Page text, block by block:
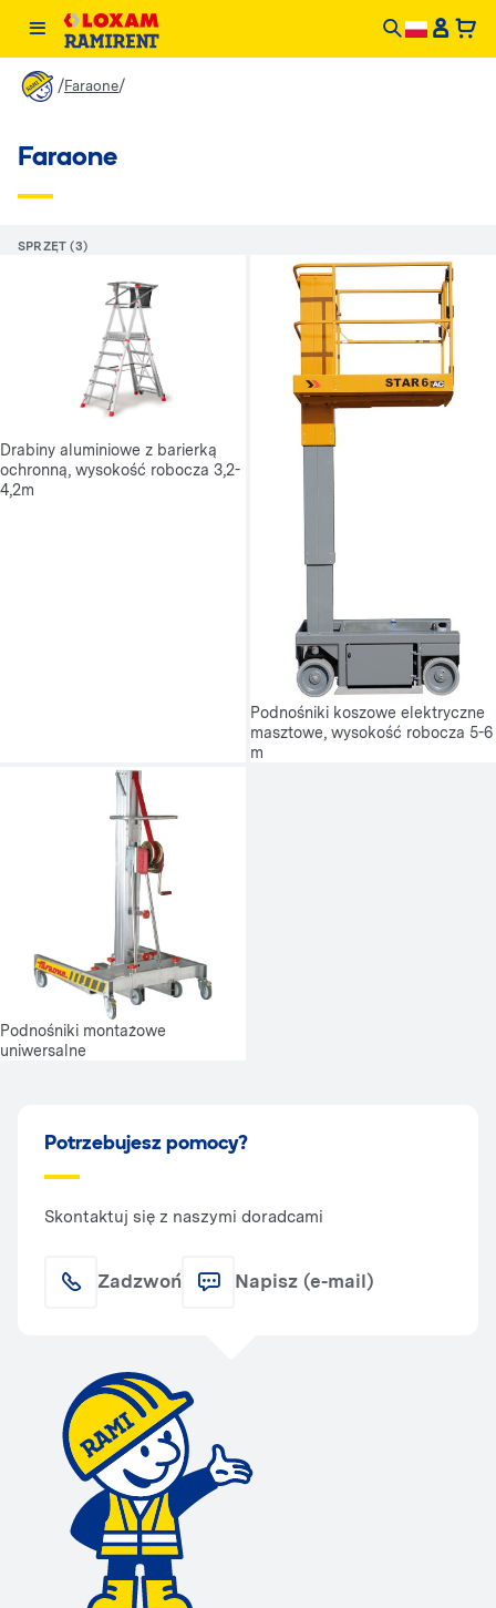
/Faraone/
Faraone
SPRZĘT (3)
Drabiny aluminiowe z barierką
ochronną, wysokość robocza 3,2-
4,2m
Podnośniki koszowe elektryczne
masztowe, wysokość robocza 5-6
m
Podnośniki montażowe
uniwersalne
Potrzebujesz pomocy?
Skontaktuj się z naszymi doradcami
Zadzwoń Napisz (e-mail)